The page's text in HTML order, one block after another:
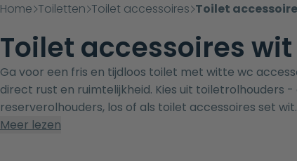
Home Toiletten Toilet accessoires Toilet
Toilet accessoires wit
Ga voor een fris en tijdloos toilet met witte wc
direct rust en ruimtelijkheid. Kies uit toiletrolhouders
reserverolhouders, los of als toilet accessoires set
product de actuele levertijd. Bekijk ook het complete
Meer lezen